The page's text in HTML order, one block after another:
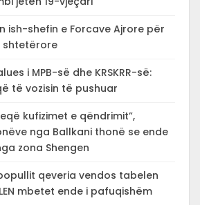
ish-shefin e Forcave Ajrore për
shtetërore
i MPB-së dhe KRSKRR-së:
të vozisin të pushuar
kufizimet e qëndrimit”,
nga Ballkani thonë se ende
zona Shengen
qeveria vendos tabelen
mbetet ende i pafuqishëm